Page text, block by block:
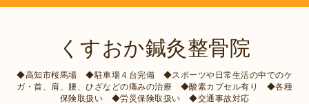
くすおか鍼灸整骨院
◆高知市桜馬場 ◆駐車場４台完備 ◆スポーツや日常生活の中でのケ
ガ・首、肩、腰、ひざなどの痛みの治療 ◆酸素カプセル有り ◆各種
保険取扱い ◆労災保険取扱い ◆交通事故対応